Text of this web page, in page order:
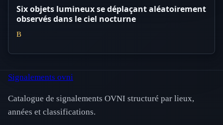
Six objets lumineux se déplaçant aléatoirement
observés dans le ciel nocturne
B
Signalements ovni
Catalogue de signalements OVNI structuré par lieux,
années et classifications.